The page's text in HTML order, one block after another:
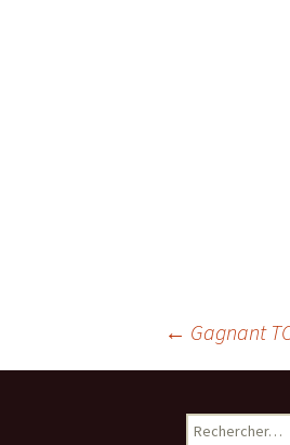
Navigation
← Gagnant
Rechercher :